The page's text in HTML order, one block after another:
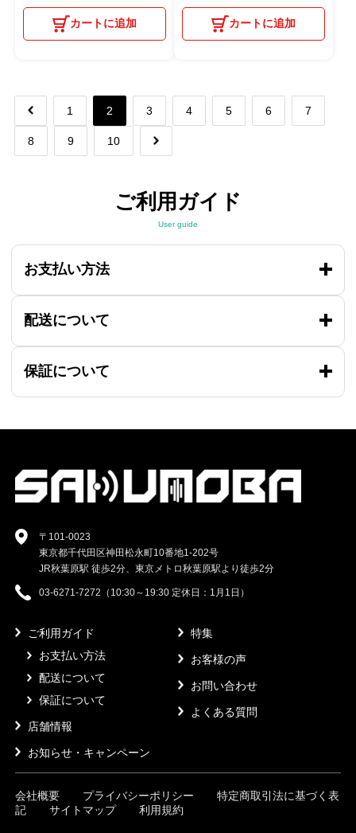
カートに追加 カートに追加
1 2 3 4 5 6 7
8 9 10
ご利用ガイド
User guide
お支払い方法
配送について
保証について
〒101-0023
東京都千代田区神田松永町10番地1-202号
JR秋葉原駅 徒歩2分、東京メトロ秋葉原駅より徒歩2分
03-6271-7272（10:30～19:30 定休日：1月1日）
ご利用ガイド
お支払い方法
配送について
保証について
店舗情報
お知らせ・キャンペーン
特集
お客様の声
お問い合わせ
よくある質問
会社概要 プライバシーポリシー
特定商取引法に基づく表
記
サイトマップ 利用規約